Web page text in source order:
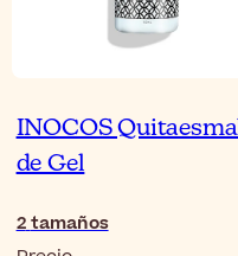
INOCOS
de Gel
2 tamaños